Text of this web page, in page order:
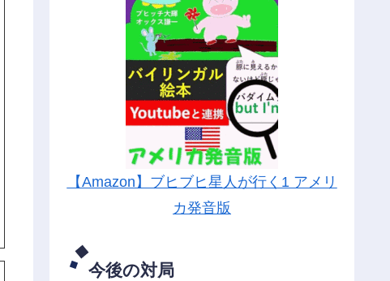
【Amazon】ブヒブヒ星人が行く1 アメリ
カ発音版
今後の対局